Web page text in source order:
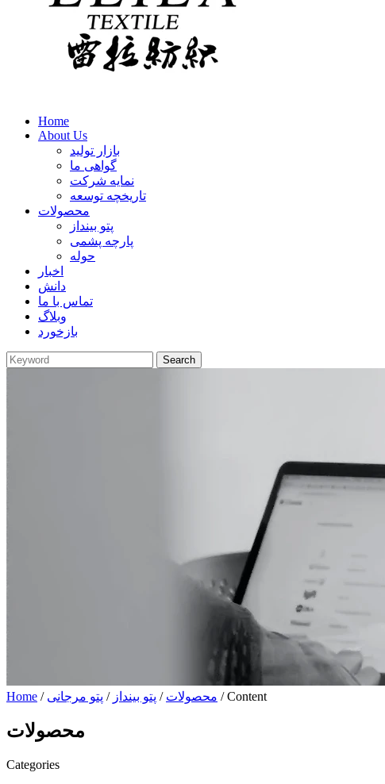
Home
About Us
بازار تولید
گواهی ما
نمایه شرکت
تاریخچه توسعه
محصولات
پتو بینداز
پارچه پشمی
حوله
اخبار
دانش
تماس با ما
وبلاگ
بازخورد
Home / محصولات / پتو بینداز / پتو مرجانی / Content
محصولات
Categories